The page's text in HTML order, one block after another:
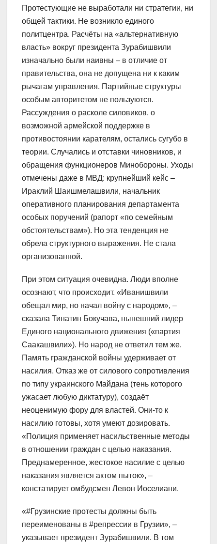
Протестующие не выработали ни стратегии, ни
общей тактики. Не возникло единого
политцентра. Расчёты на «альтернативную
власть» вокруг президента Зурабишвили
изначально были наивны – в отличие от
правительства, она не допущена ни к каким
рычагам управления. Партийные структуры
особым авторитетом не пользуются.
Рассуждения о расколе силовиков, о
возможной армейской поддержке в
противостоянии карателям, остались сугубо в
теории. Случались и отставки чиновников, и
обращения функционеров Минобороны. Уходы
отмечены даже в МВД: крупнейший кейс –
Ираклий Шаишмелашвили, начальник
оперативного планирования департамента
особых поручений (рапорт «по семейным
обстоятельствам»). Но эта тенденция не
обрела структурного выражения. Не стала
организованной.
При этом ситуация очевидна. Люди вполне
осознают, что происходит. «Иванишвили
обещал мир, но начал войну с народом», –
сказала Тинатин Бокучава, нынешний лидер
Единого национального движения («партия
Саакашвили»). Но народ не ответил тем же.
Память гражданской войны удерживает от
насилия. Отказ же от силового сопротивления
по типу украинского Майдана (тень которого
ужасает любую диктатуру), создаёт
неоценимую фору для властей. Они-то к
насилию готовы, хотя умеют дозировать.
«Полиция применяет насильственные методы
в отношении граждан с целью наказания.
Преднамеренное, жестокое насилие с целью
наказания является актом пыток», –
констатирует омбудсмен Левон Иоселиани.
«#Грузинские протесты должны быть
переименованы в #репрессии в Грузии», –
указывает президент Зурабишвили. В том